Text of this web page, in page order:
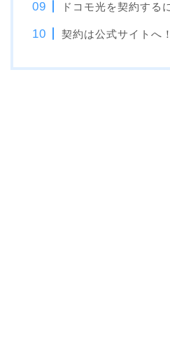
ドコモ光を契約する
契約は公式サイトへ！